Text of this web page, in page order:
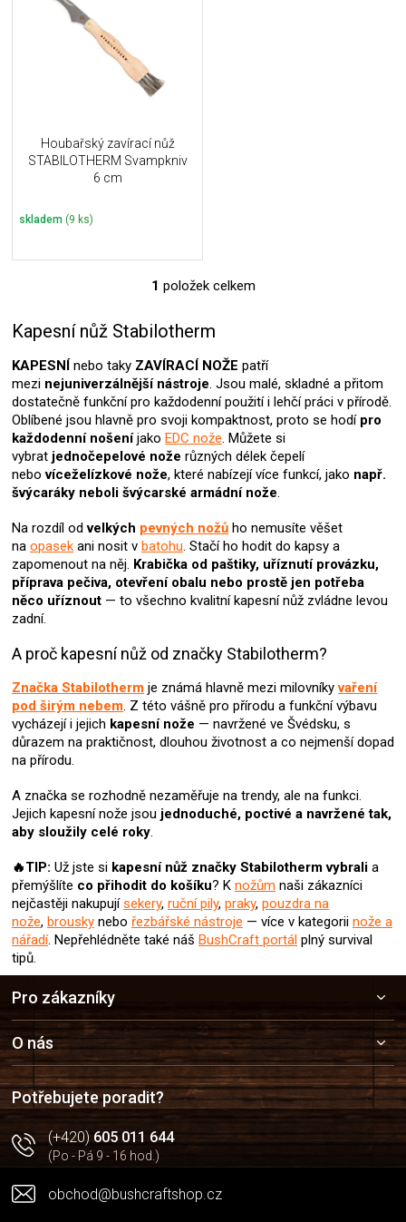
Houbařský zavírací nůž
STABILOTHERM Svampkniv
6 cm
skladem (9 ks)
O
l
d
a
c
í
p
r
v
k
y
ý
p
i
s
u
1 položek celkem
Kapesní nůž Stabilotherm
KAPESNÍ nebo taky ZAVÍRACÍ NOŽE patří
mezi nejuniverzálnější nástroje. Jsou malé, skladné a přitom
dostatečně funkční pro každodenní použití i lehčí práci v přírodě.
Oblíbené jsou hlavně pro svoji kompaktnost, proto se hodí pro
každodenní nošení jako EDC nože. Můžete si
vybrat jednočepelové nože různých délek čepelí
nebo víceželízkové nože, které nabízejí více funkcí, jako např.
švýcaráky neboli švýcarské armádní nože.
Na rozdíl od velkých pevných nožů ho nemusíte věšet
na opasek ani nosit v batohu. Stačí ho hodit do kapsy a
zapomenout na něj. Krabička od paštiky, uříznutí provázku,
příprava pečiva, otevření obalu nebo prostě jen potřeba
něco uříznout — to všechno kvalitní kapesní nůž zvládne levou
zadní.
A proč kapesní nůž od značky Stabilotherm?
Značka Stabilotherm je známá hlavně mezi milovníkyvaření
pod širým nebem. Z této vášně pro přírodu a funkční výbavu
vycházejí i jejich kapesní nože — navržené ve Švédsku, s
důrazem na praktičnost, dlouhou životnost a co nejmenší dopad
na přírodu.
A značka se rozhodně nezaměřuje na trendy, ale na funkci.
Jejich kapesní nože jsou jednoduché, poctivé a navržené tak,
aby sloužily celé roky.
🔥TIP: Už jste si kapesní nůž značky Stabilothermvybrali a
přemýšlíte co přihodit do košíku? K nožům naši zákazníci
nejčastěji nakupujísekery, ruční pily, praky, pouzdra na
nože, brousky nebo řezbářské nástroje — více v kategorii nože a
nářadí. Nepřehlédněte také náš BushCraft portál plný survival
tipů.
a
t
í
Pro zákazníky
O nás
Potřebujete poradit?
(+420)605 011 644
(Po - Pá 9 - 16 hod.)
obchod@bushcraftshop.cz